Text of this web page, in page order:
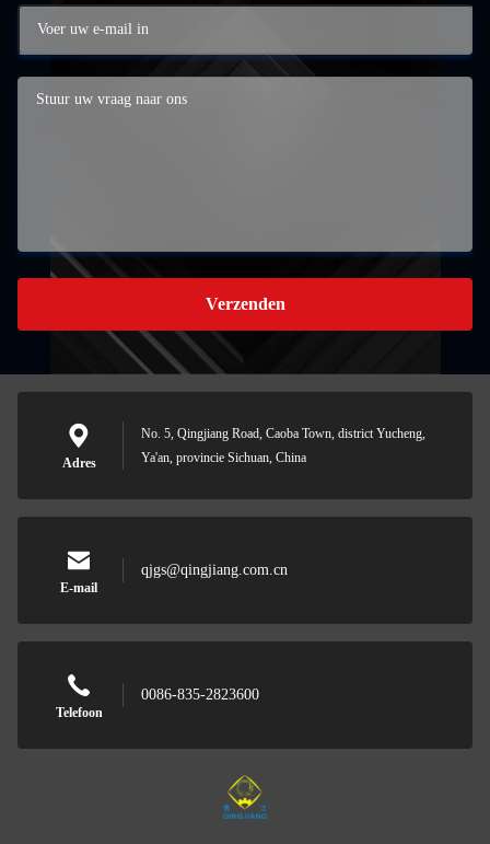
Verzenden
Adres
No. 5, Qingjiang Road, Caoba Town, district Yucheng,
Ya'an, provincie Sichuan, China
E-mail
qjgs@qingjiang.com.cn
Telefoon
0086-835-2823600